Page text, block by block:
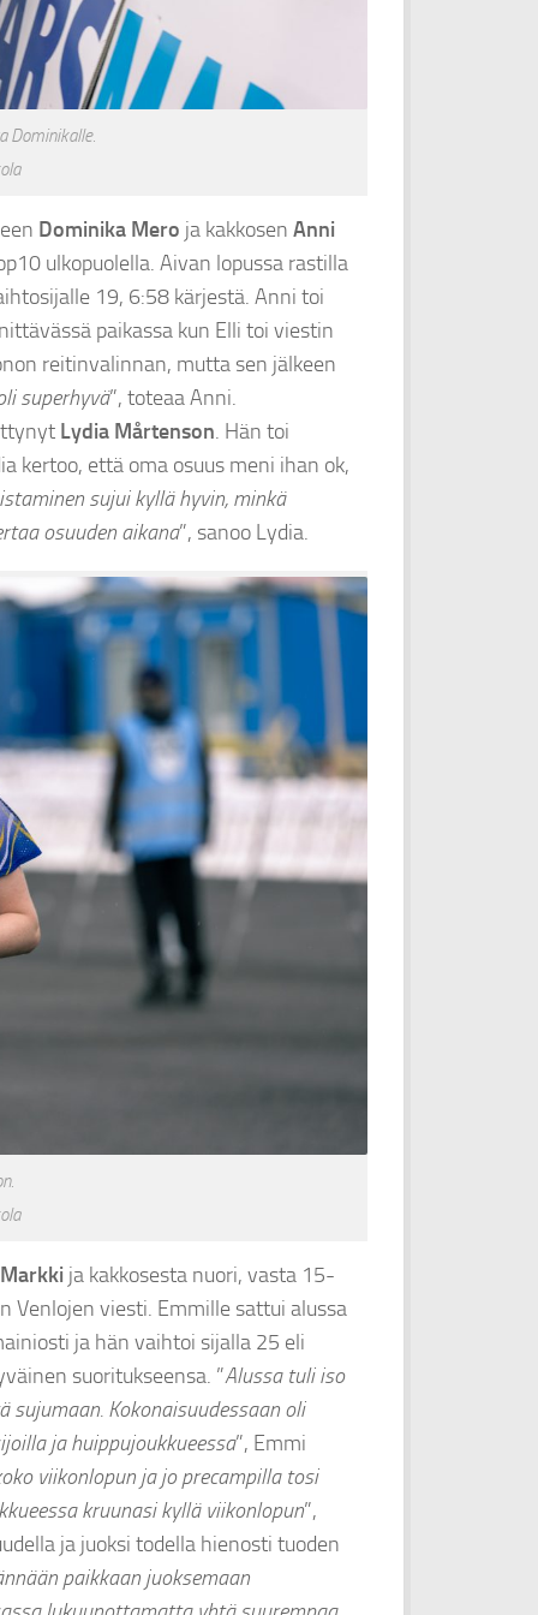
Dominikalle.
Dominika Mero ja kakkosen Anni
ulkopuolella. Aivan lopussa rastilla
19, 6:58 kärjestä. Anni toi
paikassa kun Elli toi viestin
reitinvalinnan, mutta sen jälkeen
superhyvä”, toteaa Anni.
Lydia Mårtenson. Hän toi
kertoo, että oma osuus meni ihan ok,
sujui kyllä hyvin, minkä
osuuden aikana”, sanoo Lydia.
ja kakkosesta nuori, vasta 15-
Venlojen viesti. Emmille sattui alussa
ja hän vaihtoi sijalla 25 eli
suoritukseensa. ”Alussa tuli iso
sujumaan. Kokonaisuudessaan oli
ja huippujoukkueessa”, Emmi
viikonlopun ja jo precampilla tosi
kruunasi kyllä viikonlopun”,
ja juoksi todella hienosti tuoden
paikkaan juoksemaan